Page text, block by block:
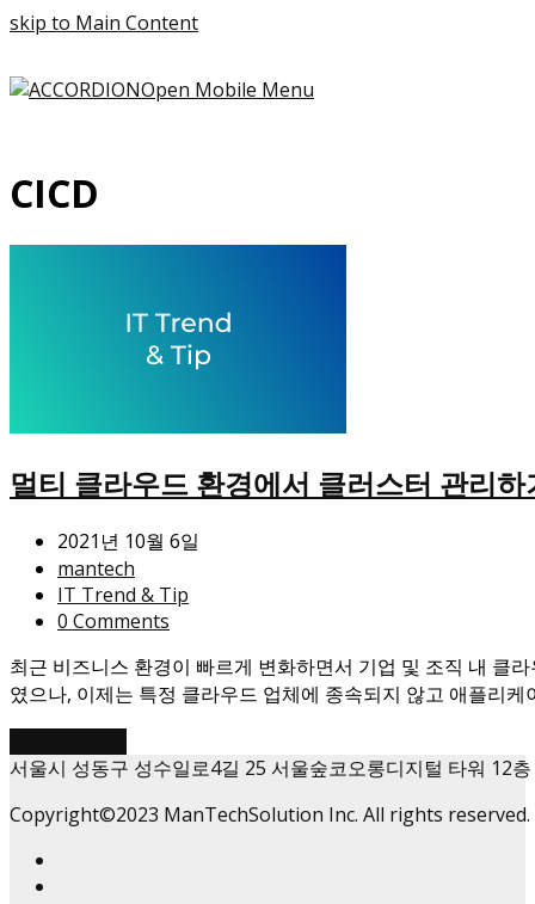
skip to Main Content
Open Mobile Menu
CICD
멀티 클라우드 환경에서 클러스터 관리하
2021년 10월 6일
mantech
IT Trend & Tip
0 Comments
최근 비즈니스 환경이 빠르게 변화하면서 기업 및 조직 내 클
였으나, 이제는 특정 클라우드 업체에 종속되지 않고 애플리
서울시 성동구 성수일로4길 25 서울숲코오롱디지털 타워 12층
Copyright©2023 ManTechSolution Inc. All rights reserved.